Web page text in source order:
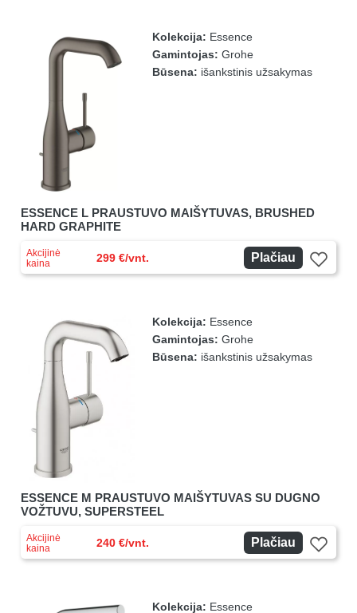
Kolekcija: Essence
Gamintojas: Grohe
Būsena: išankstinis užsakymas
ESSENCE L PRAUSTUVO MAIŠYTUVAS, BRUSHED
HARD GRAPHITE
Akcijinė
kaina
299 €/vnt. Plačiau
Kolekcija: Essence
Gamintojas: Grohe
Būsena: išankstinis užsakymas
ESSENCE M PRAUSTUVO MAIŠYTUVAS SU DUGNO
VOŽTUVU, SUPERSTEEL
Akcijinė
kaina
240 €/vnt. Plačiau
Kolekcija: Essence